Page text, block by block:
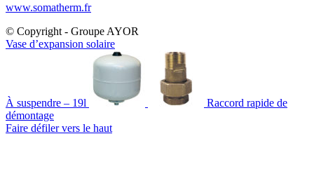
www.somatherm.fr
© Copyright - Groupe AYOR
Vase d’expansion solaire
À suspendre – 19l
Raccord rapide de
démontage
Faire défiler vers le haut